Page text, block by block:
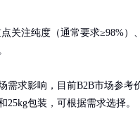
关注纯度（通常要求≥98%
需求影响，目前B2B市场参考
25kg包装，可根据需求选择。